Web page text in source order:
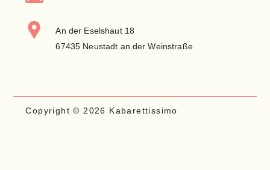
An der Eselshaut 18
67435 Neustadt an der Weinstraße
Copyright © 2026 Kabarettissimo